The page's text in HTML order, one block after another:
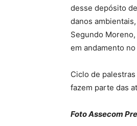
desse depósito
danos
Segundo
em andamento
Ciclo de
fazem parte das
Foto Assecom